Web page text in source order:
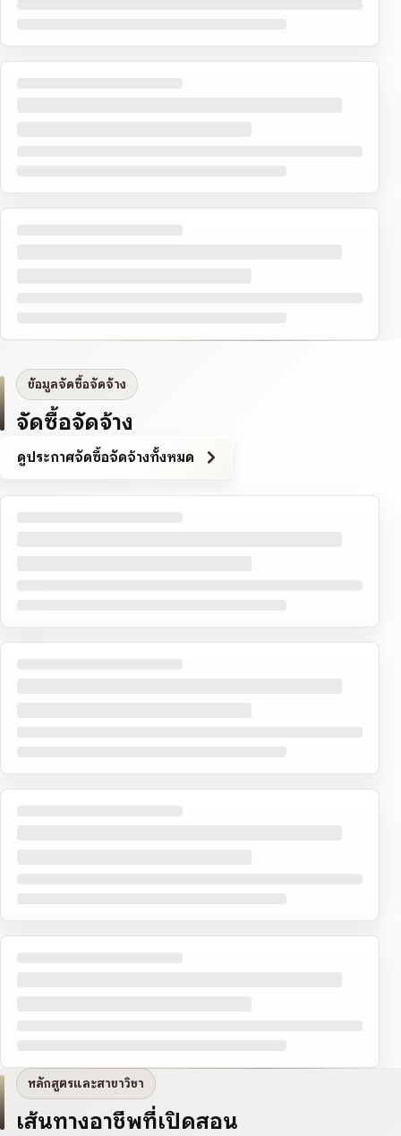
ข้อมูลจัดซื้อจัดจ้าง
จัดซื้อจัดจ้าง
ดูประกาศจัดซื้อจัดจ้างทั้งหมด
หลักสูตรและสาขาวิชา
เส้นทางอาชีพที่เปิดสอน